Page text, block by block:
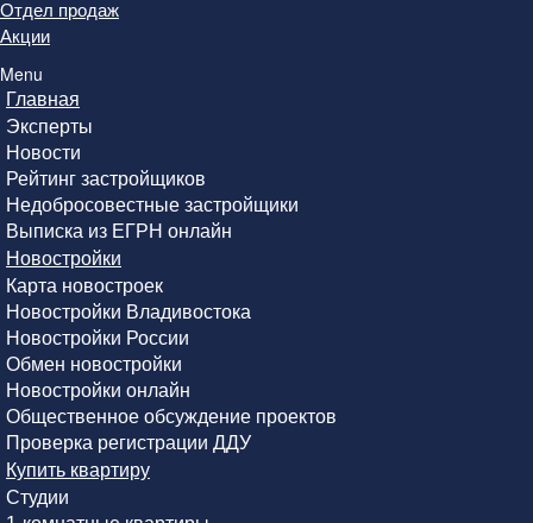
Отдел продаж
Акции
Menu
Главная
Эксперты
Новости
Рейтинг застройщиков
Недобросовестные застройщики
Выписка из ЕГРН онлайн
Новостройки
Карта новостроек
Новостройки Владивостока
Новостройки России
Обмен новостройки
Новостройки онлайн
Общественное обсуждение проектов
Проверка регистрации ДДУ
Купить квартиру
Студии